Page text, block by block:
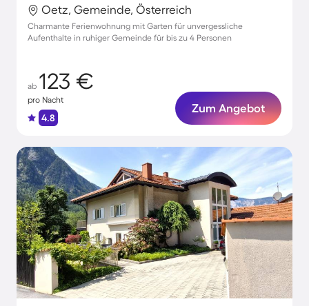
Oetz, Gemeinde, Österreich
Charmante Ferienwohnung mit Garten für unvergessliche
Aufenthalte in ruhiger Gemeinde für bis zu 4 Personen
ab 123 €
pro Nacht
4.8
Zum Angebot